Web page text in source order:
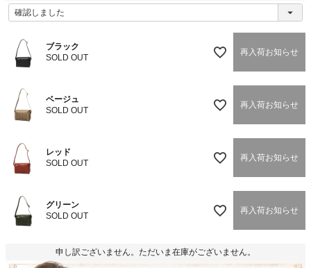
(
ブラック
SOLD OUT
再入荷お知らせ
ベージュ
SOLD OUT
再入荷お知らせ
レッド
SOLD OUT
再入荷お知らせ
グリーン
SOLD OUT
再入荷お知らせ
申し訳ございません。ただいま在庫がございません。